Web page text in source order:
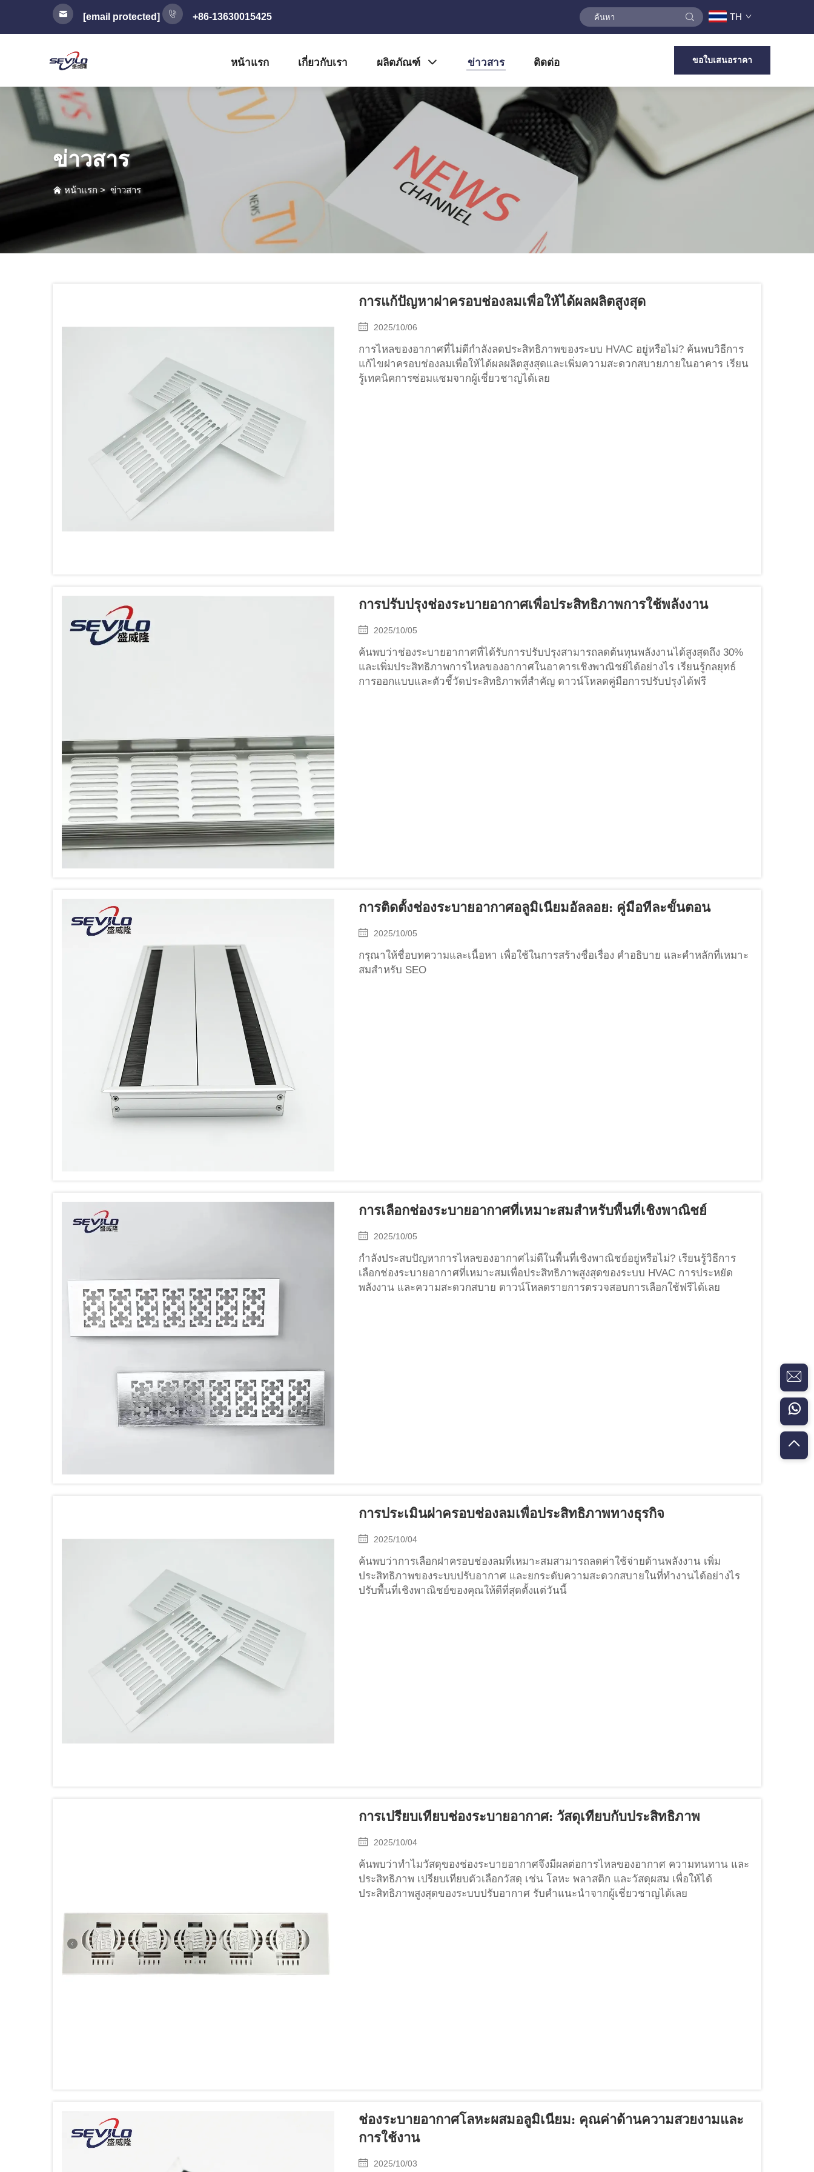
[email protected] +86-13630015425 TH
หน้าแรก เกี่ยวกับเรา ผลิตภัณฑ์ ข่าวสาร ติดต่อ ขอใบเสนอราคา
ข่าวสาร
หน้าแรก >ข่าวสาร
การแก้ปัญหาฝาครอบช่องลมเพื่อให้ได้ผลผลิตสูงสุด
2025/10/06
การไหลของอากาศที่ไม่ดีกำลังลดประสิทธิภาพของระบบ HVAC อยู่หรือไม่? ค้นพบวิธีการ
แก้ไขฝาครอบช่องลมเพื่อให้ได้ผลผลิตสูงสุดและเพิ่มความสะดวกสบายภายในอาคาร เรียน
รู้เทคนิคการซ่อมแซมจากผู้เชี่ยวชาญได้เลย
การปรับปรุงช่องระบายอากาศเพื่อประสิทธิภาพการใช้พลังงาน
2025/10/05
ค้นพบว่าช่องระบายอากาศที่ได้รับการปรับปรุงสามารถลดต้นทุนพลังงานได้สูงสุดถึง 30%
และเพิ่มประสิทธิภาพการไหลของอากาศในอาคารเชิงพาณิชย์ได้อย่างไร เรียนรู้กลยุทธ์
การออกแบบและตัวชี้วัดประสิทธิภาพที่สำคัญ ดาวน์โหลดคู่มือการปรับปรุงได้ฟรี
การติดตั้งช่องระบายอากาศอลูมิเนียมอัลลอย: คู่มือทีละขั้นตอน
2025/10/05
กรุณาให้ชื่อบทความและเนื้อหา เพื่อใช้ในการสร้างชื่อเรื่อง คำอธิบาย และคำหลักที่เหมาะ
สมสำหรับ SEO
การเลือกช่องระบายอากาศที่เหมาะสมสำหรับพื้นที่เชิงพาณิชย์
2025/10/05
กำลังประสบปัญหาการไหลของอากาศไม่ดีในพื้นที่เชิงพาณิชย์อยู่หรือไม่? เรียนรู้วิธีการ
เลือกช่องระบายอากาศที่เหมาะสมเพื่อประสิทธิภาพสูงสุดของระบบ HVAC การประหยัด
พลังงาน และความสะดวกสบาย ดาวน์โหลดรายการตรวจสอบการเลือกใช้ฟรีได้เลย
การประเมินฝาครอบช่องลมเพื่อประสิทธิภาพทางธุรกิจ
2025/10/04
ค้นพบว่าการเลือกฝาครอบช่องลมที่เหมาะสมสามารถลดค่าใช้จ่ายด้านพลังงาน เพิ่ม
ประสิทธิภาพของระบบปรับอากาศ และยกระดับความสะดวกสบายในที่ทำงานได้อย่างไร
ปรับพื้นที่เชิงพาณิชย์ของคุณให้ดีที่สุดตั้งแต่วันนี้
การเปรียบเทียบช่องระบายอากาศ: วัสดุเทียบกับประสิทธิภาพ
2025/10/04
ค้นพบว่าทำไมวัสดุของช่องระบายอากาศจึงมีผลต่อการไหลของอากาศ ความทนทาน และ
ประสิทธิภาพ เปรียบเทียบตัวเลือกวัสดุ เช่น โลหะ พลาสติก และวัสดุผสม เพื่อให้ได้
ประสิทธิภาพสูงสุดของระบบปรับอากาศ รับคำแนะนำจากผู้เชี่ยวชาญได้เลย
ช่องระบายอากาศโลหะผสมอลูมิเนียม: คุณค่าด้านความสวยงามและ
การใช้งาน
2025/10/03